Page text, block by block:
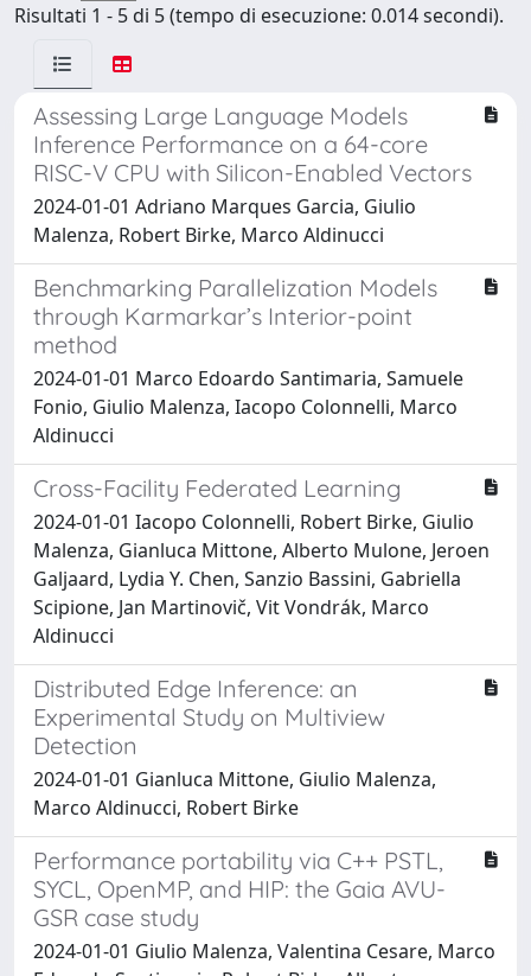
Risultati 1 - 5 di 5 (tempo di esecuzione: 0.014 secondi).
Assessing Large Language Models
Inference Performance on a 64-core
RISC-V CPU with Silicon-Enabled Vectors
2024-01-01 Adriano Marques Garcia, Giulio
Malenza, Robert Birke, Marco Aldinucci
Benchmarking Parallelization Models
through Karmarkar’s Interior-point
method
2024-01-01 Marco Edoardo Santimaria, Samuele
Fonio, Giulio Malenza, Iacopo Colonnelli, Marco
Aldinucci
Cross-Facility Federated Learning
2024-01-01 Iacopo Colonnelli, Robert Birke, Giulio
Malenza, Gianluca Mittone, Alberto Mulone, Jeroen
Galjaard, Lydia Y. Chen, Sanzio Bassini, Gabriella
Scipione, Jan Martinovič, Vit Vondrák, Marco
Aldinucci
Distributed Edge Inference: an
Experimental Study on Multiview
Detection
2024-01-01 Gianluca Mittone, Giulio Malenza,
Marco Aldinucci, Robert Birke
Performance portability via C++ PSTL,
SYCL, OpenMP, and HIP: the Gaia AVU-
GSR case study
2024-01-01 Giulio Malenza, Valentina Cesare, Marco